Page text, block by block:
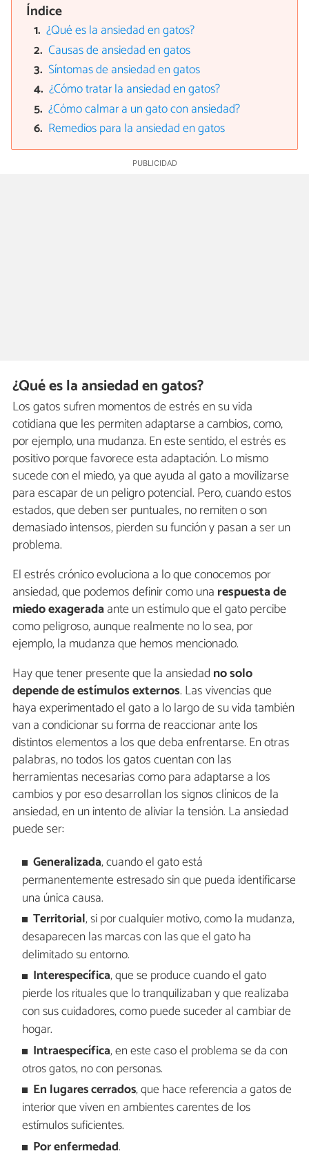
Índice
¿Qué es la ansiedad en gatos?
Causas de ansiedad en gatos
Síntomas de ansiedad en gatos
¿Cómo tratar la ansiedad en gatos?
¿Cómo calmar a un gato con ansiedad?
Remedios para la ansiedad en gatos
¿Qué es la ansiedad en gatos?
Los gatos sufren momentos de estrés en su vida
cotidiana que les permiten adaptarse a cambios, como,
por ejemplo, una mudanza. En este sentido, el estrés es
positivo porque favorece esta adaptación. Lo mismo
sucede con el miedo, ya que ayuda al gato a movilizarse
para escapar de un peligro potencial. Pero, cuando estos
estados, que deben ser puntuales, no remiten o son
demasiado intensos, pierden su función y pasan a ser un
problema.
El estrés crónico evoluciona a lo que conocemos por
ansiedad, que podemos definir como una respuesta de
miedo exageradaante un estímulo que el gato percibe
como peligroso, aunque realmente no lo sea, por
ejemplo, la mudanza que hemos mencionado.
Hay que tener presente que la ansiedad no solo
depende de estímulos externos. Las vivencias que
haya experimentado el gato a lo largo de su vida también
van a condicionar su forma de reaccionar ante los
distintos elementos a los que deba enfrentarse. En otras
palabras, no todos los gatos cuentan con las
herramientas necesarias como para adaptarse a los
cambios y por eso desarrollan los signos clínicos de la
ansiedad, en un intento de aliviar la tensión. La ansiedad
puede ser:
Generalizada, cuando el gato está
permanentemente estresado sin que pueda identificarse
una única causa.
Territorial, si por cualquier motivo, como la mudanza,
desaparecen las marcas con las que el gato ha
delimitado su entorno.
Interespecífica, que se produce cuando el gato
pierde los rituales que lo tranquilizaban y que realizaba
con sus cuidadores, como puede suceder al cambiar de
hogar.
Intraespecífica, en este caso el problema se da con
otros gatos, no con personas.
En lugares cerrados, que hace referencia a gatos de
interior que viven en ambientes carentes de los
estímulos suficientes.
Por enfermedad.